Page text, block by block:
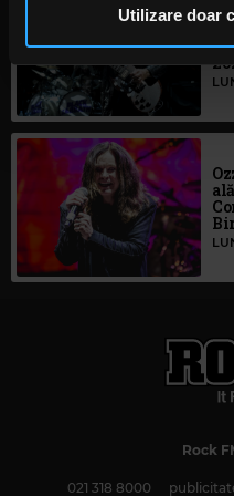
pot combina cu alte
în urma folosirii serviciilor
continuați să utilizați
cu utilizarea modulelor
Utilizare doar
Rock
021 318 8000